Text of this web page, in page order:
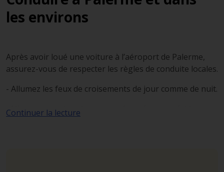
les environs
Après avoir loué une voiture à l’aéroport de Palerme,
assurez-vous de respecter les règles de conduite locales.
- Allumez les feux de croisements de jour comme de nuit.
- N’entrez pas dans les zones réservées aux résidents,
Continuer la lecture